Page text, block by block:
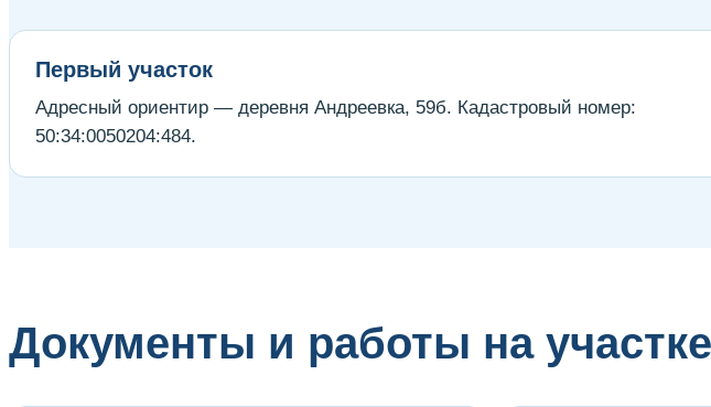
Первый участок
Адресный ориентир — деревня Андреевка, 59б. Кадастровый номер:
50:34:0050204:484.
Документы и работы на участке